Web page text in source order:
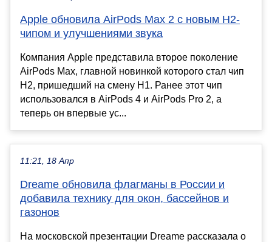
Apple обновила AirPods Max 2 с новым H2-
чипом и улучшениями звука
Компания Apple представила второе поколение
AirPods Max, главной новинкой которого стал чип
H2, пришедший на смену H1. Ранее этот чип
использовался в AirPods 4 и AirPods Pro 2, а
теперь он впервые ус...
11:21, 18 Апр
Dreame обновила флагманы в России и
добавила технику для окон, бассейнов и
газонов
На московской презентации Dreame рассказала о